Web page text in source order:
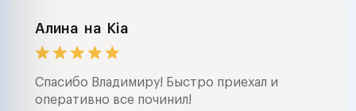
Алина на Kia
Спасибо Владимиру! Быстро приехал и
оперативно все починил!